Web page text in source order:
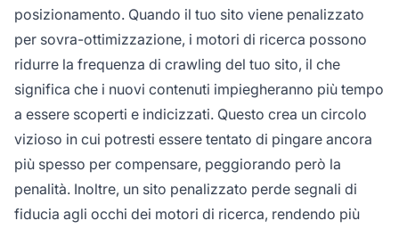
posizionamento. Quando il tuo sito viene penalizzato
per sovra-ottimizzazione, i motori di ricerca possono
ridurre la frequenza di crawling del tuo sito, il che
significa che i nuovi contenuti impiegheranno più tempo
a essere scoperti e indicizzati. Questo crea un circolo
vizioso in cui potresti essere tentato di pingare ancora
più spesso per compensare, peggiorando però la
penalità. Inoltre, un sito penalizzato perde segnali di
fiducia agli occhi dei motori di ricerca, rendendo più